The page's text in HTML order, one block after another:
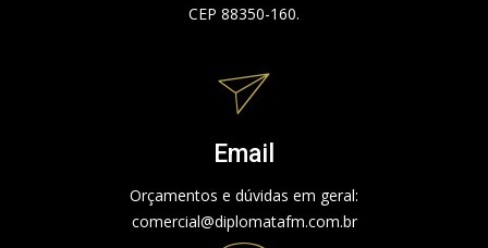
CEP 88350-160.
Email
Orçamentos e dúvidas em geral:
comercial@diplomatafm.com.br